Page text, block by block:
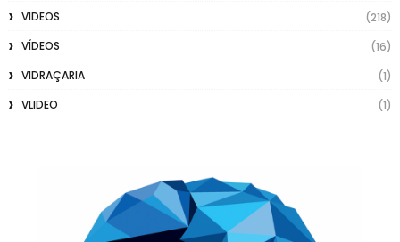
VIDEOS
(218)
VÍDEOS
(16)
VIDRAÇARIA
(1)
VLIDEO
(1)